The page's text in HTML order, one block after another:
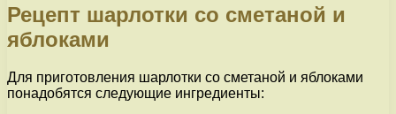
Рецепт шарлотки со сметаной и
яблоками
Для приготовления шарлотки со сметаной и яблоками
понадобятся следующие ингредиенты: